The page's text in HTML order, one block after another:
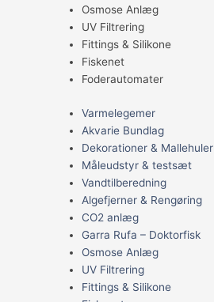
Osmose Anlæg
UV Filtrering
Fittings & Silikone
Fiskenet
Foderautomater
Varmelegemer
Akvarie Bundlag
Dekorationer & Mallehuler
Måleudstyr & testsæt
Vandtilberedning
Algefjerner & Rengøring
CO2 anlæg
Garra Rufa – Doktorfisk
Osmose Anlæg
UV Filtrering
Fittings & Silikone